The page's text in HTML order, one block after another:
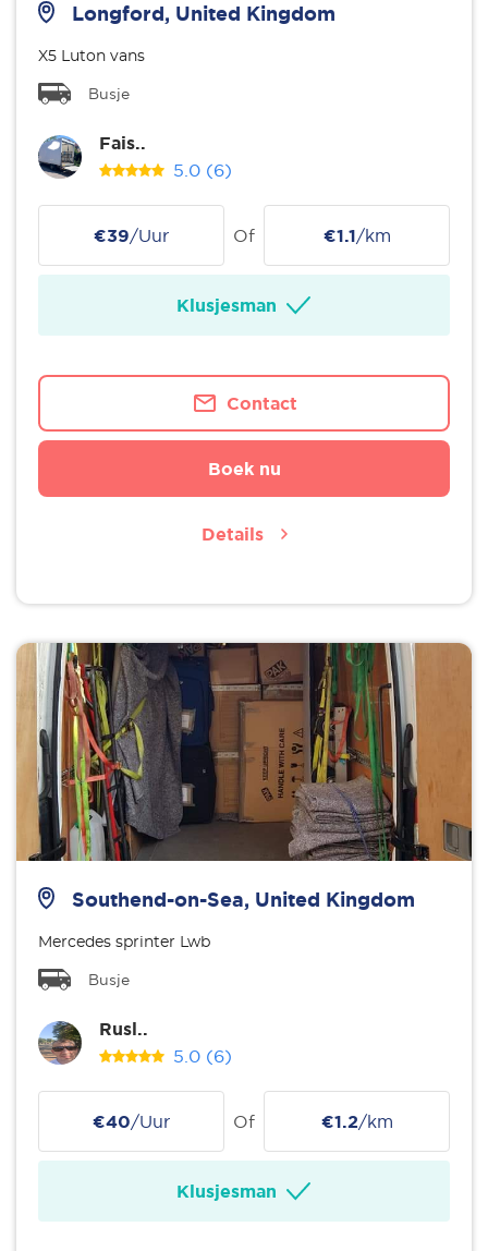
Longford, United Kingdom
X5 Luton vans
Busje
Fais..
5.0 (6)
€39/Uur Of €1.1/km
Klusjesman
Contact
Boek nu
Details
Southend-on-Sea, United Kingdom
Mercedes sprinter Lwb
Busje
Rusl..
5.0 (6)
€40/Uur Of €1.2/km
Klusjesman